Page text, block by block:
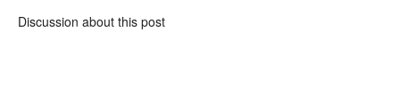
Discussion about this post